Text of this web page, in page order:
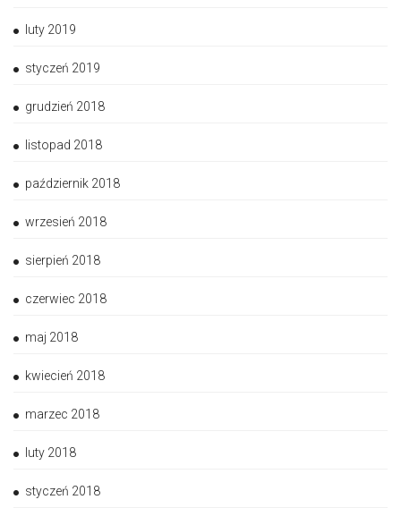
luty 2019
styczeń 2019
grudzień 2018
listopad 2018
październik 2018
wrzesień 2018
sierpień 2018
czerwiec 2018
maj 2018
kwiecień 2018
marzec 2018
luty 2018
styczeń 2018